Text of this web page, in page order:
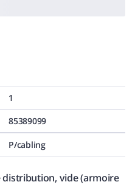
1
85389099
P/cabling
distribution, vide (armoire